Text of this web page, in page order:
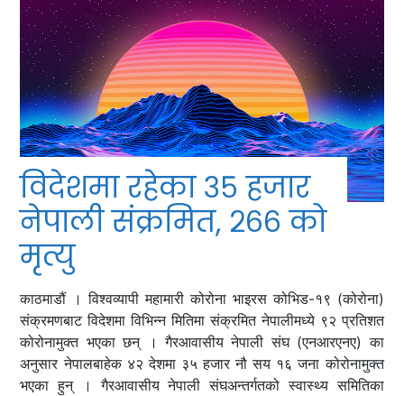
विदेशमा रहेका ३५ हजार
नेपाली संक्रमित, २६६ को
मृत्यु
काठमाडौं । विश्वव्यापी महामारी कोरोना भाइरस कोभिड-१९ (कोरोना)
संक्रमणबाट विदेशमा विभिन्‍न मितिमा संक्रमित नेपालीमध्ये ९२ प्रतिशत
कोरोनामुक्त भएका छन् । गैरआवासीय नेपाली संघ (एनआरएनए) का
अनुसार नेपालबाहेक ४२ देशमा ३५ हजार नौ सय १६ जना कोरोनामुक्त
भएका हुन् । गैरआवासीय नेपाली संघअन्तर्गतको स्वास्थ्य समितिका